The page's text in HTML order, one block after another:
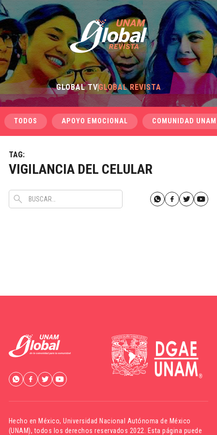
GLOBAL TVGLOBAL REVISTA
TODOS APOYO EMOCIONAL COMUNIDAD UNAM
TAG:
VIGILANCIA DEL CELULAR
Hecho en México,Universidad Nacional Autónoma de México
(UNAM), todos los derechos reservados 2022. Esta página puede